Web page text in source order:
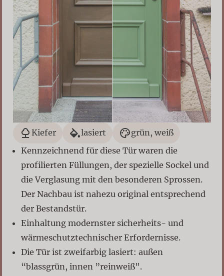
Kiefer lasiert
grün, weiß
Kennzeichnend für diese Tür waren die
profilierten Füllungen, der spezielle Sockel und
die Verglasung mit den besonderen Sprossen.
Der Nachbau ist nahezu original entsprechend
der Bestandstür.
Einhaltung modernster sicherheits- und
wärmeschutztechnischer Erfordernisse.
Die Tür ist zweifarbig lasiert: außen
“blassgrün, innen ”reinweiß".